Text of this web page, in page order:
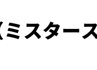
スター